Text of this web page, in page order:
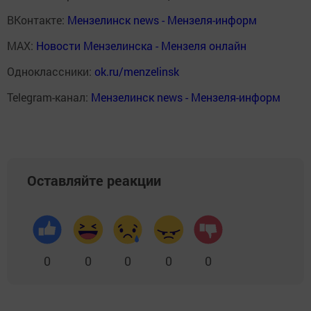
ВКонтакте: Мензелинск news - Мензеля-информ
MAX: Новости Мензелинска - Мензеля онлайн
Одноклассники: ok.ru/menzelinsk
Telegram-канал: Мензелинск news - Мензеля-информ
Оставляйте реакции
0 0 0 0 0